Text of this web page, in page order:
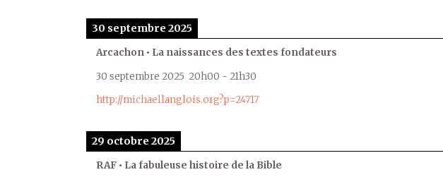
30 septembre 2025
Arcachon • La naissances des textes fondateurs
30 septembre 2025 20h00 - 21h30
http://michaellanglois.org?p=24717
29 octobre 2025
RAF • La fabuleuse histoire de la Bible